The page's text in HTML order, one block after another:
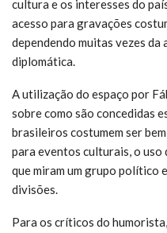
cultura e os interesses do
acesso para gravações
dependendo muitas vezes
diplomática.
A utilização do espaço por
sobre como são concedidas
brasileiros costumem ser
para eventos culturais, o
que miram um grupo político
divisões.
Para os críticos do